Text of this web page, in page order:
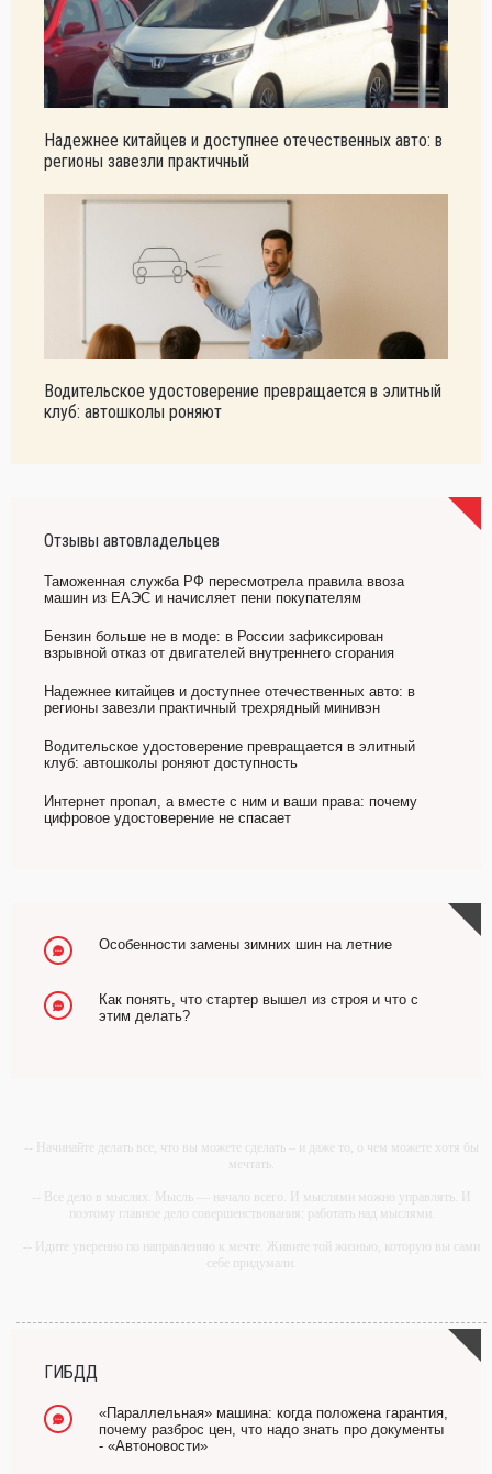
Надежнее китайцев и доступнее отечественных авто: в
регионы завезли практичный
Водительское удостоверение превращается в элитный
клуб: автошколы роняют
Отзывы автовладельцев
Таможенная служба РФ пересмотрела правила ввоза
машин из ЕАЭС и начисляет пени покупателям
Бензин больше не в моде: в России зафиксирован
взрывной отказ от двигателей внутреннего сгорания
Надежнее китайцев и доступнее отечественных авто: в
регионы завезли практичный трехрядный минивэн
Водительское удостоверение превращается в элитный
клуб: автошколы роняют доступность
Интернет пропал, а вместе с ним и ваши права: почему
цифровое удостоверение не спасает
Особенности замены зимних шин на летние
Как понять, что стартер вышел из строя и что с
этим делать?
-- Начинайте делать все, что вы можете сделать – и даже то, о чем можете хотя бы
мечтать.
-- Все дело в мыслях. Мысль — начало всего. И мыслями можно управлять. И
поэтому главное дело совершенствования: работать над мыслями.
-- Идите уверенно по направлению к мечте. Живите той жизнью, которую вы сами
себе придумали.
-- Лучшее, что можно сделать с хорошим советом, это пропустить его мимо ушей.
Он никогда не бывает полезен никому, кроме того, кто его дал.
ГИБДД
«Параллельная» машина: когда положена гарантия,
почему разброс цен, что надо знать про документы
- «Автоновости»